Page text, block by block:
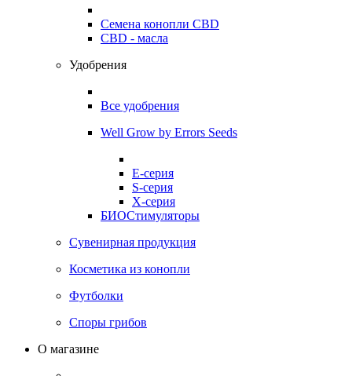
Семена конопли CBD
CBD - масла
Удобрения
Все удобрения
Well Grow by Errors Seeds
E-серия
S-серия
X-серия
БИОСтимуляторы
Сувенирная продукция
Косметика из конопли
Футболки
Споры грибов
О магазине